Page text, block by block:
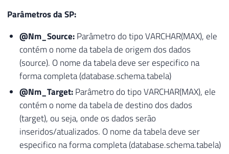
Parâmetros da SP:
@Nm_Source:Parâmetro do tipo VARCHAR(MAX), ele
contém o nome da tabela de origem dos dados
(source). O nome da tabela deve ser especifico na
forma completa (database.schema.tabela)
@Nm_Target:Parâmetro do tipo VARCHAR(MAX), ele
contém o nome da tabela de destino dos dados
(target), ou seja, onde os dados serão
inseridos/atualizados. O nome da tabela deve ser
especifico na forma completa (database.schema.tabela)